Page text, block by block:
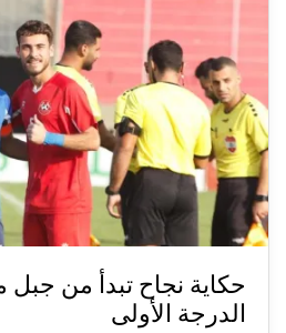
حكاية نجاح تبدأ من
الدرجة الأولى